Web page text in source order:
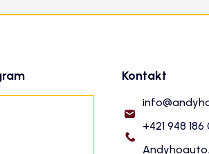
Kontakt
info@
+421 948 186